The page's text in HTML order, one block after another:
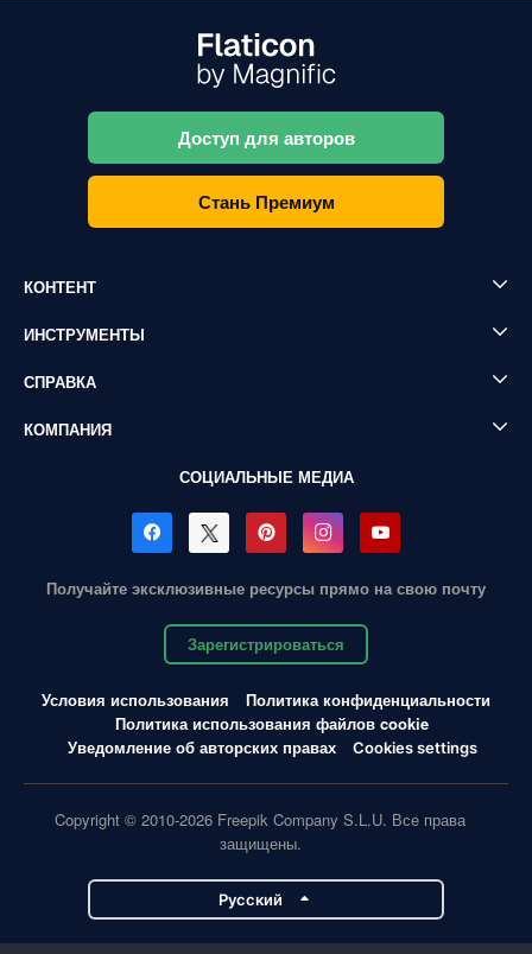
Доступ для авторов
Стань Премиум
КОНТЕНТ
ИНСТРУМЕНТЫ
СПРАВКА
КОМПАНИЯ
СОЦИАЛЬНЫЕ МЕДИА
Получайте эксклюзивные ресурсы прямо на свою почту
Зарегистрироваться
Условия использования
Политика конфиденциальности
Политика использования файлов cookie
Уведомление об авторских правах
Cookies settings
Copyright © 2010-2026 Freepik Company S.L.U. Все права
защищены.
Pусский